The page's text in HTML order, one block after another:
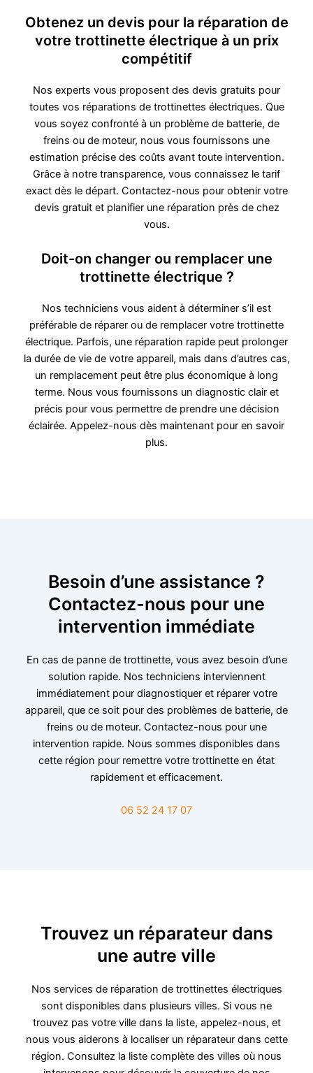
Obtenez un devis pour la réparation de
votre trottinette électrique à un prix
compétitif
Nos experts vous proposent des devis gratuits pour
toutes vos réparations de trottinettes électriques. Que
vous soyez confronté à un problème de batterie, de
freins ou de moteur, nous vous fournissons une
estimation précise des coûts avant toute intervention.
Grâce à notre transparence, vous connaissez le tarif
exact dès le départ. Contactez-nous pour obtenir votre
devis gratuit et planifier une réparation près de chez
vous.
Doit-on changer ou remplacer une
trottinette électrique ?
Nos techniciens vous aident à déterminer s’il est
préférable de réparer ou de remplacer votre trottinette
électrique. Parfois, une réparation rapide peut prolonger
la durée de vie de votre appareil, mais dans d’autres cas,
un remplacement peut être plus économique à long
terme. Nous vous fournissons un diagnostic clair et
précis pour vous permettre de prendre une décision
éclairée. Appelez-nous dès maintenant pour en savoir
plus.
Besoin d’une assistance ?
Contactez-nous pour une
intervention immédiate
En cas de panne de trottinette, vous avez besoin d’une
solution rapide. Nos techniciens interviennent
immédiatement pour diagnostiquer et réparer votre
appareil, que ce soit pour des problèmes de batterie, de
freins ou de moteur. Contactez-nous pour une
intervention rapide. Nous sommes disponibles dans
cette région pour remettre votre trottinette en état
rapidement et efficacement.
06 52 24 17 07
Trouvez un réparateur dans
une autre ville
Nos services de réparation de trottinettes électriques
sont disponibles dans plusieurs villes. Si vous ne
trouvez pas votre ville dans la liste, appelez-nous, et
nous vous aiderons à localiser un réparateur dans cette
région. Consultez la liste complète des villes où nous